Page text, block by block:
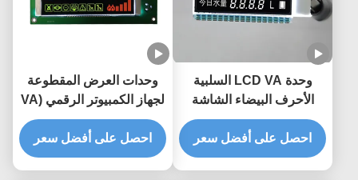
وحدة LCD VA السلبية
الأحرف البيضاء الشاشة
السوداء 4.5 فولت 34PIN
للمغذية
احصل على أفضل سعر
وحدات العرض المقطوعة
لجهاز الكمبيوتر الرقمي (VA
LCD Segment Display
Module Chip On Board
Color Icons 5.0V High
احصل على أفضل سعر